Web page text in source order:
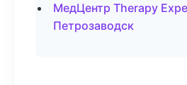
МедЦентр Therapy
Петрозаводск